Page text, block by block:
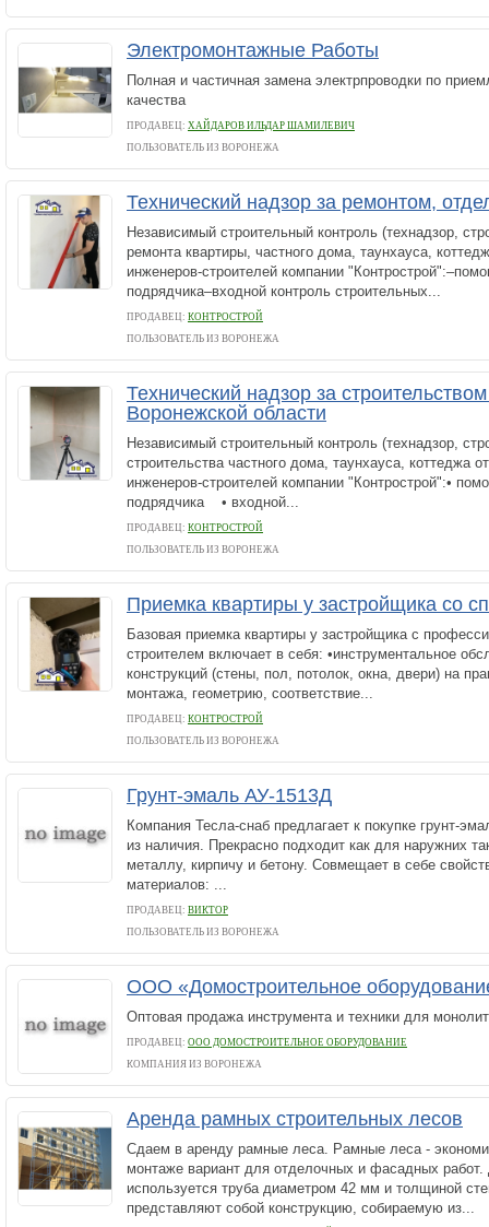
Электромонтажные Работы
Полная и частичная замена электрпроводки по
качества
ПРОДАВЕЦ: ХАЙДАРОВ ИЛЬДАР ШАМИЛЕВИЧ
ПОЛЬЗОВАТЕЛЬ ИЗ ВОРОНЕЖА
Технический надзор за ремонтом,
Независимый строительный контроль (технадзор,
ремонта квартиры, частного дома, таунхауса,
инженеров-строителей компании
подрядчика–входной контроль строительных...
ПРОДАВЕЦ: КОНТРОСТРОЙ
ПОЛЬЗОВАТЕЛЬ ИЗ ВОРОНЕЖА
Технический надзор за
Воронежской области
Независимый строительный контроль (технадзор,
строительства частного дома, таунхауса, коттеджа
инженеров-строителей компании "Контрострой":•
подрядчика • входной...
ПРОДАВЕЦ: КОНТРОСТРОЙ
ПОЛЬЗОВАТЕЛЬ ИЗ ВОРОНЕЖА
Приемка квартиры у застройщика со
Базовая приемка квартиры у застройщика с
строителем включает в себя: •инструментальное
конструкций (стены, пол, потолок, окна, двери) на
монтажа, геометрию, соответствие...
ПРОДАВЕЦ: КОНТРОСТРОЙ
ПОЛЬЗОВАТЕЛЬ ИЗ ВОРОНЕЖА
Грунт-эмаль АУ-1513Д
Компания Тесла-снаб предлагает к покупке грунт-
из наличия. Прекрасно подходит как для наружних
металлу, кирпичу и бетону. Совмещает в себе
материалов: ...
ПРОДАВЕЦ: ВИКТОР
ПОЛЬЗОВАТЕЛЬ ИЗ ВОРОНЕЖА
ООО «Домостроительное
Оптовая продажа инструмента и техники для
ПРОДАВЕЦ: ООО ДОМОСТРОИТЕЛЬНОЕ ОБОРУДОВАНИЕ
КОМПАНИЯ ИЗ ВОРОНЕЖА
Аренда рамных строительных лесов
Сдаем в аренду рамные леса. Рамные леса -
монтаже вариант для отделочных и фасадных работ.
используется труба диаметром 42 мм и толщиной
представляют собой конструкцию, собираемую из...